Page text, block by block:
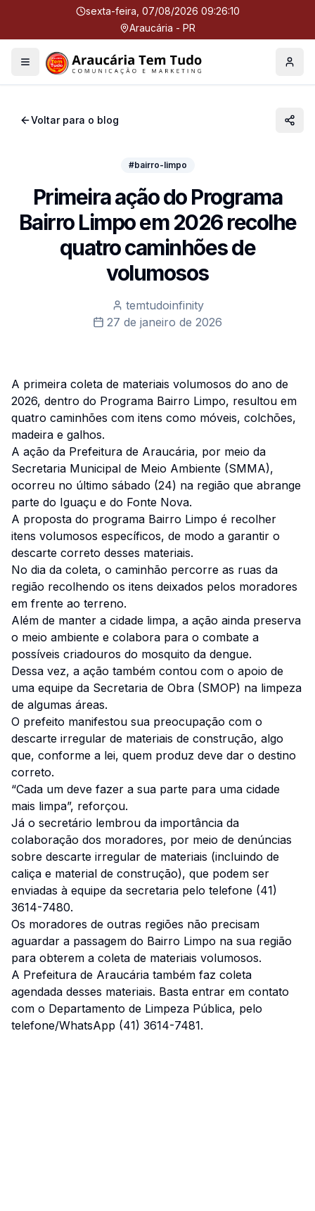
sexta-feira, 07/08/2026 09:26:10
Araucária - PR
Menu Perfil
Voltar para o blog
#bairro-limpo
Primeira ação do Programa
Bairro Limpo em 2026 recolhe
quatro caminhões de
volumosos
temtudoinfinity
27 de janeiro de 2026
A primeira coleta de materiais volumosos do ano de
2026, dentro do Programa Bairro Limpo, resultou em
quatro caminhões com itens como móveis, colchões,
madeira e galhos.
A ação da Prefeitura de Araucária, por meio da
Secretaria Municipal de Meio Ambiente (SMMA),
ocorreu no último sábado (24) na região que abrange
parte do Iguaçu e do Fonte Nova.
A proposta do programa Bairro Limpo é recolher
itens volumosos específicos, de modo a garantir o
descarte correto desses materiais.
No dia da coleta, o caminhão percorre as ruas da
região recolhendo os itens deixados pelos moradores
em frente ao terreno.
Além de manter a cidade limpa, a ação ainda preserva
o meio ambiente e colabora para o combate a
possíveis criadouros do mosquito da dengue.
Dessa vez, a ação também contou com o apoio de
uma equipe da Secretaria de Obra (SMOP) na limpeza
de algumas áreas.
O prefeito manifestou sua preocupação com o
descarte irregular de materiais de construção, algo
que, conforme a lei, quem produz deve dar o destino
correto.
“Cada um deve fazer a sua parte para uma cidade
mais limpa”, reforçou.
Já o secretário lembrou da importância da
colaboração dos moradores, por meio de denúncias
sobre descarte irregular de materiais (incluindo de
caliça e material de construção), que podem ser
enviadas à equipe da secretaria pelo telefone (41)
3614-7480.
Os moradores de outras regiões não precisam
aguardar a passagem do Bairro Limpo na sua região
para obterem a coleta de materiais volumosos.
A Prefeitura de Araucária também faz coleta
agendada desses materiais. Basta entrar em contato
com o Departamento de Limpeza Pública, pelo
telefone/WhatsApp (41) 3614-7481.